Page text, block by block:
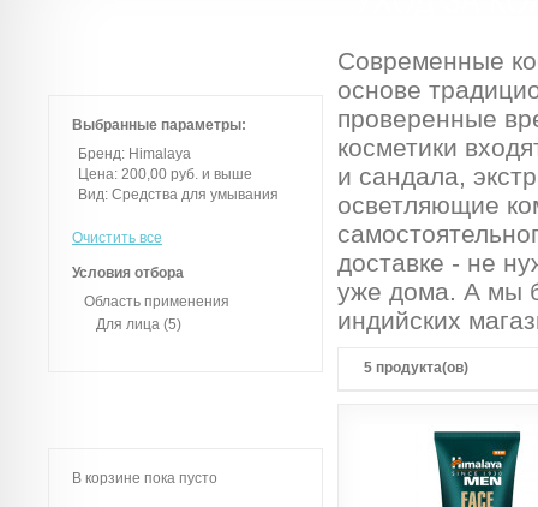
Современные
основе
проверенные
косметики
и сандала,
осветляющие
доставке - не
уже дома. А мы
индийских
5 продукта(ов)
Выбранные параметры:
Бренд: Himalaya
Цена: 200,00 руб. и выше
Вид: Средства для умывания
Очистить все
Условия отбора
Область применения
Для лица (5)
В корзине пока пусто